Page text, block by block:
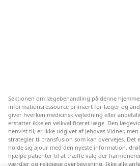
Sektionen om lægebehandling på denne
informationsressource primært for læger og
giver hverken medicinsk vejledning eller
erstatter ikke en velkvalificeret læge. Den
henvist til, er ikke udgivet af Jehovas Vidner,
strategier til transfusion som kan overvejes. Det
holde sig ajour med den nyeste information,
hjælpe patienter til at træffe valg der harmonerer
værdier og religiøse overbevisning. Ikke alle